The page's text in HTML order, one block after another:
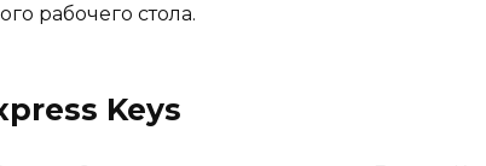
рабочего стола.
Keys